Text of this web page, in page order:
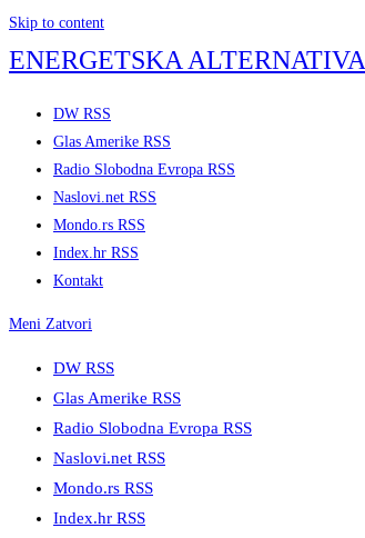
Skip to content
ENERGETSKA ALTERNATIVA
DW RSS
Glas Amerike RSS
Radio Slobodna Evropa RSS
Naslovi.net RSS
Mondo.rs RSS
Index.hr RSS
Kontakt
Meni Zatvori
DW RSS
Glas Amerike RSS
Radio Slobodna Evropa RSS
Naslovi.net RSS
Mondo.rs RSS
Index.hr RSS